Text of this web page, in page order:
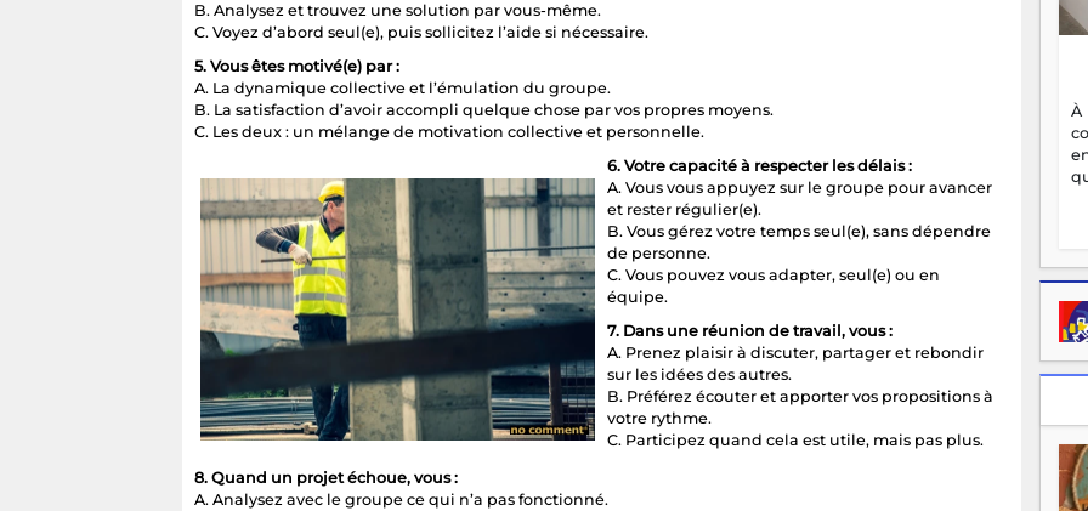
B. Analysez et trouvez une solution par vous-même.
C. Voyez d’abord seul(e), puis sollicitez l’aide si nécessaire.
5. Vous êtes motivé(e) par :
A. La dynamique collective et l’émulation du groupe.
B. La satisfaction d’avoir accompli quelque chose par vos propres moyens.
C. Les deux : un mélange de motivation collective et personnelle.
6. Votre capacité à respecter les délais :
A. Vous vous appuyez sur le groupe pour avancer
et rester régulier(e).
B. Vous gérez votre temps seul(e), sans dépendre
de personne.
C. Vous pouvez vous adapter, seul(e) ou en
équipe.
7. Dans une réunion de travail, vous :
A. Prenez plaisir à discuter, partager et rebondir
sur les idées des autres.
B. Préférez écouter et apporter vos propositions à
votre rythme.
C. Participez quand cela est utile, mais pas plus.
8. Quand un projet échoue, vous :
A. Analysez avec le groupe ce qui n’a pas fonctionné.